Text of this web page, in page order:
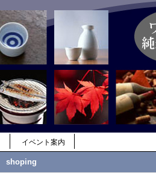
イベント案内
shoping